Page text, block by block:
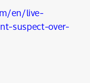
en/live-
suspect-over-